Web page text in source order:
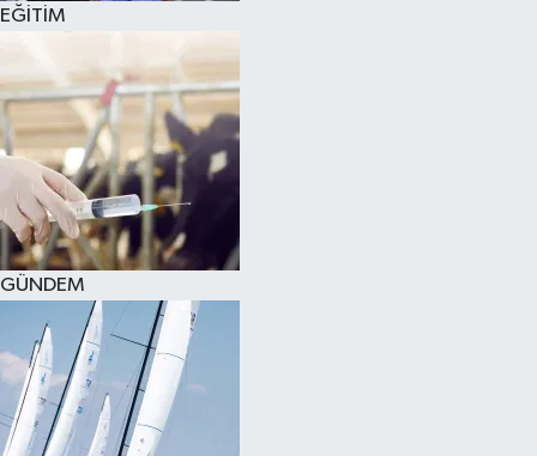
EĞİTİM
GÜNDEM
KÜLTÜR SANAT
FRAGMANLAR